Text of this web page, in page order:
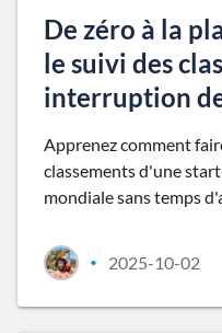
De zéro à la
le suivi des
interruption
Apprenez comment
classements d'une
mondiale sans temps
• 2025-10-02